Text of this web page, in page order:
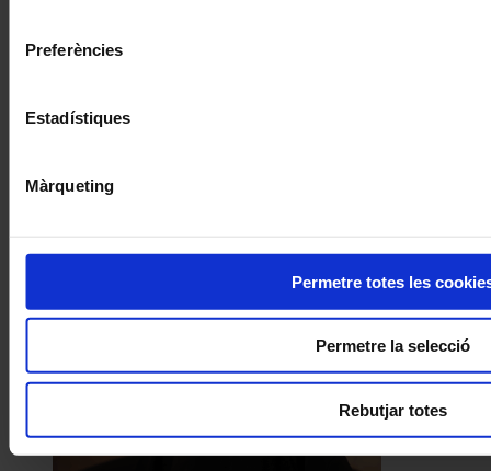
Preferències
Estadístiques
Màrqueting
Permetre totes les
Permetre la selecció
Rebutjar totes